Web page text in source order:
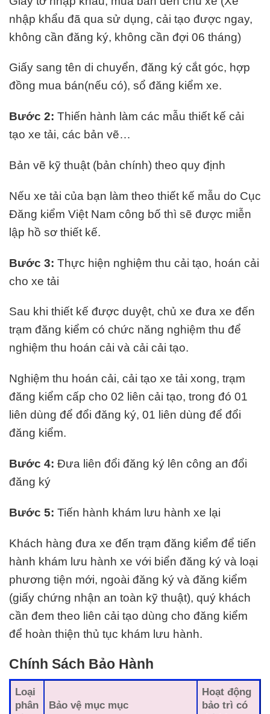
nhập khẩu đã qua sử dụng, cải tạo được ngay,
không cần đăng ký, không cần đợi 06 tháng)
Giấy sang tên di chuyển, đăng ký cắt góc, hợp
đồng mua bán(nếu có), sổ đăng kiểm xe.
Bước 2: Thiến hành làm các mẫu thiết kế cải
tạo xe tải, các bản vẽ…
Bản vẽ kỹ thuật (bản chính) theo quy định
Nếu xe tải của bạn làm theo thiết kế mẫu do Cục
Đăng kiểm Việt Nam công bố thì sẽ được miễn
lập hồ sơ thiết kế.
Bước 3: Thực hiện nghiệm thu cải tạo, hoán cải
cho xe tải
Sau khi thiết kế được duyệt, chủ xe đưa xe đến
trạm đăng kiểm có chức năng nghiệm thu để
nghiệm thu hoán cải và cải cải tạo.
Nghiệm thu hoán cải, cải tạo xe tải xong, trạm
đăng kiểm cấp cho 02 liên cải tạo, trong đó 01
liên dùng để đổi đăng ký, 01 liên dùng để đổi
đăng kiểm.
Bước 4: Đưa liên đổi đăng ký lên công an đổi
đăng ký
Bước 5: Tiến hành khám lưu hành xe lại
Khách hàng đưa xe đến trạm đăng kiểm để tiến
hành khám lưu hành xe với biển đăng ký và loại
phương tiện mới, ngoài đăng ký và đăng kiểm
(giấy chứng nhận an toàn kỹ thuật), quý khách
cần đem theo liên cải tạo dùng cho đăng kiểm
để hoàn thiện thủ tục khám lưu hành.
Chính Sách Bảo Hành
Loại
phân
Bảo vệ mục mục
Hoạt động
bảo trì có